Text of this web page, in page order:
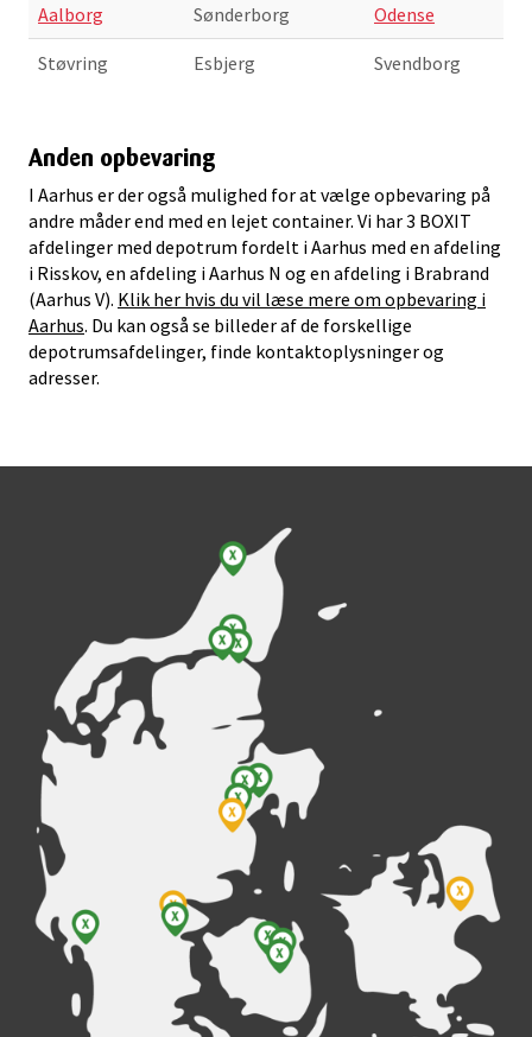
Aalborg Sønderborg Odense
Støvring Esbjerg Svendborg
Anden opbevaring
I Aarhus er der også mulighed for at vælge opbevaring på
andre måder end med en lejet container. Vi har 3 BOXIT
afdelinger med depotrum fordelt i Aarhus med en afdeling
i Risskov, en afdeling i Aarhus N og en afdeling i Brabrand
(Aarhus V). Klik her hvis du vil læse mere om opbevaring i
Aarhus. Du kan også se billeder af de forskellige
depotrumsafdelinger, finde kontaktoplysninger og
adresser.